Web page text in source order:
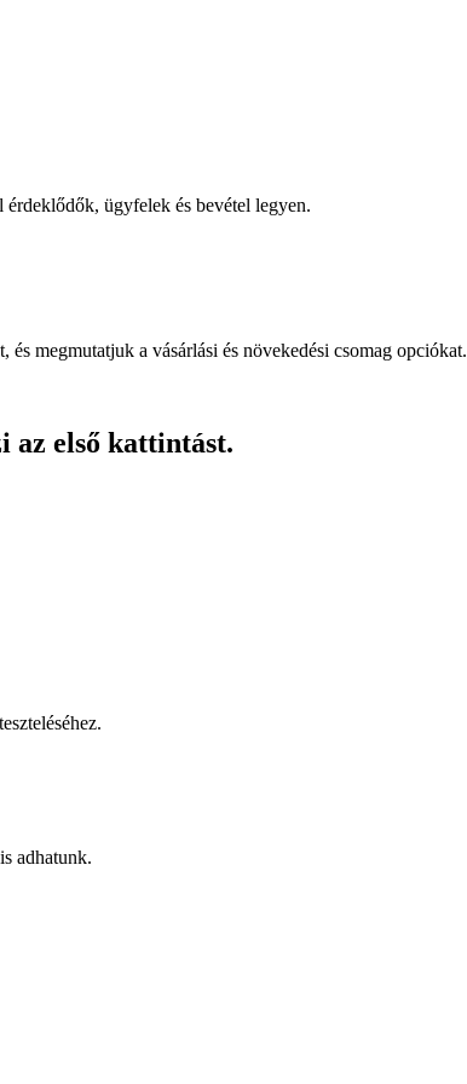
ügyfelek és bevétel legyen.
megmutatjuk a vásárlási és növekedési csomag opciókat.
az első kattintást.
adhatunk.